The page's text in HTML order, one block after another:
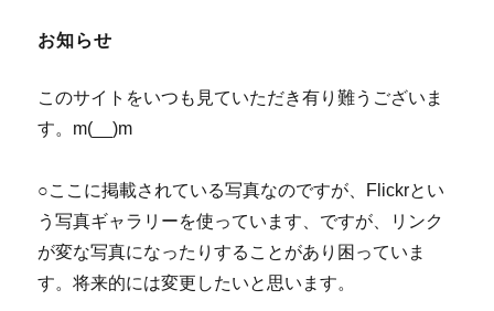
お知らせ
このサイトをいつも見ていただき有り難うございま
す。m(__)m
○ここに掲載されている写真なのですが、Flickrとい
う写真ギャラリーを使っています、ですが、リンク
が変な写真になったりすることがあり困っていま
す。将来的には変更したいと思います。